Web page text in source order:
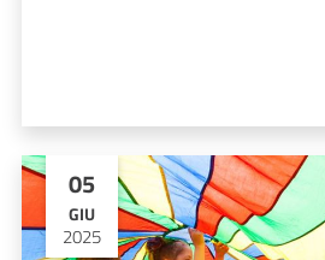
05
GIU
2025